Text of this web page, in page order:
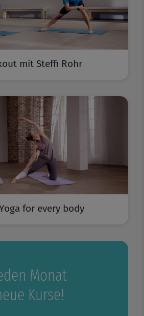
mit Steffi Rohr
for every body
Monat
Kurse!